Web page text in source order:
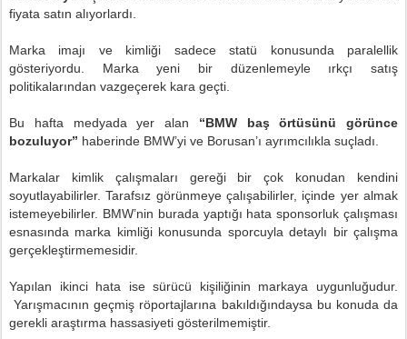
fiyata satın alıyorlardı.
Marka imajı ve kimliği sadece statü konusunda paralellik
gösteriyordu. Marka yeni bir düzenlemeyle ırkçı satış
politikalarından vazgeçerek kara geçti.
Bu hafta medyada yer alan “BMW baş örtüsünü görünce
bozuluyor” haberinde BMW’yi ve Borusan’ı ayrımcılıkla suçladı.
Markalar kimlik çalışmaları gereği bir çok konudan kendini
soyutlayabilirler. Tarafsız görünmeye çalışabilirler, içinde yer almak
istemeyebilirler. BMW’nin burada yaptığı hata sponsorluk çalışması
esnasında marka kimliği konusunda sporcuyla detaylı bir çalışma
gerçekleştirmemesidir.
Yapılan ikinci hata ise sürücü kişiliğinin markaya uygunluğudur.
Yarışmacının geçmiş röportajlarına bakıldığındaysa bu konuda da
gerekli araştırma hassasiyeti gösterilmemiştir.